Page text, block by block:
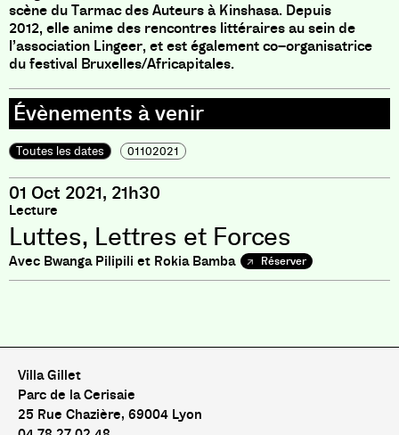
scène du Tarmac des Auteurs à Kinshasa. Depuis
2012,elle anime des rencontres littéraires au sein de
l’association Lingeer,et est également co–organisatrice
du festival Bruxelles/Africapitales.
Toutes les dates 01102021
01 Oct 2021, 21h30
Lecture
Luttes, Lettres et Forces
Avec Bwanga Pilipili et Rokia Bamba Réserver
Villa Gillet
Parc de la Cerisaie
25 Rue Chazière, 69004 Lyon